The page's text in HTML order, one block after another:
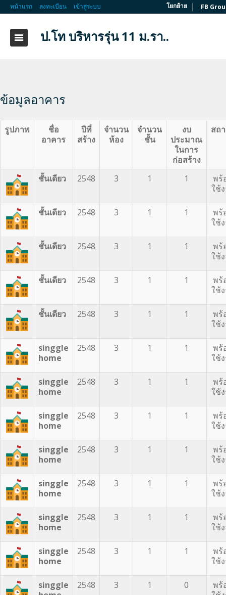
หน้าแรก ลงทะเบียน เข้าสู่ระบบ โยกย้าย | FB
ป.โท บริหารรุ่น 11 ม.รา..
ข้อมูลอาคาร
รูปภาพ
ชื่อ
อาคาร
ปีที่
สร้าง
จำนวน
ห้อง
จำนวน
ชั้น
งบ
ประมาณ
ในการ
ก่อสร้าง
สถ
ชั้นเดียว 2548 3 1 1
พร้
ใช้
ชั้นเดียว 2548 3 1 1
พร้
ใช้
ชั้นเดียว 2548 3 1 1
พร้
ใช้
ชั้นเดียว 2548 3 1 1
พร้
ใช้
ชั้นเดียว 2548 3 1 1
พร้
ใช้
singgle
home
2548 3 1 1
พร้
ใช้
singgle
home
2548 3 1 1
พร้
ใช้
singgle
home
2548 3 1 1
พร้
ใช้
singgle
home
2548 3 1 1
พร้
ใช้
singgle
home
2548 3 1 1
พร้
ใช้
singgle
home
2548 3 1 1
พร้
ใช้
singgle
home
2548 3 1 1
พร้
ใช้
singgle
2548 3 1 0
พร้